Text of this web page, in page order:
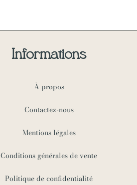
Informations
À propos
Contactez-nous
Mentions légales
Conditions générales de vente
Politique de confidentialité